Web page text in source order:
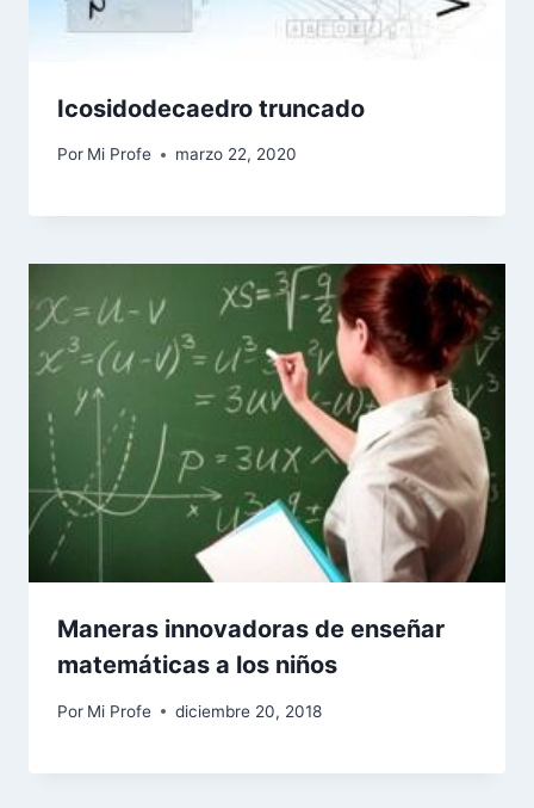
Icosidodecaedro truncado
Por Mi Profe marzo 22, 2020
Maneras innovadoras de enseñar
matemáticas a los niños
Por Mi Profe diciembre 20, 2018